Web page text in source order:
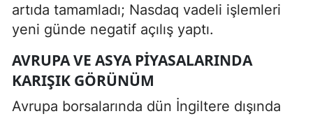
artıda tamamladı; Nasdaq vadeli işlemleri
yeni günde negatif açılış yaptı.
AVRUPA VE ASYA PIYASALARINDA
KARIŞIK GÖRÜNÜM
Avrupa borsalarında dün İngiltere dışında